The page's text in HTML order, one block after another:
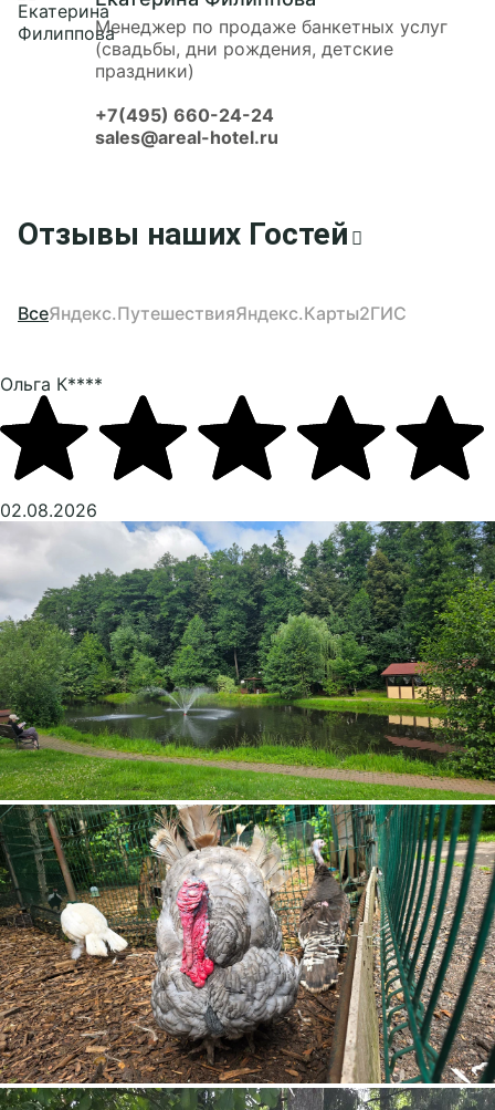
Менеджер по продаже банкетных услуг
(свадьбы, дни рождения, детские
праздники)
+7(495) 660-24-24
sales@areal-hotel.ru
Отзывы наших Гостей
ВсеЯндекс.ПутешествияЯндекс.Карты2ГИС
Ольга К****
02.08.2026